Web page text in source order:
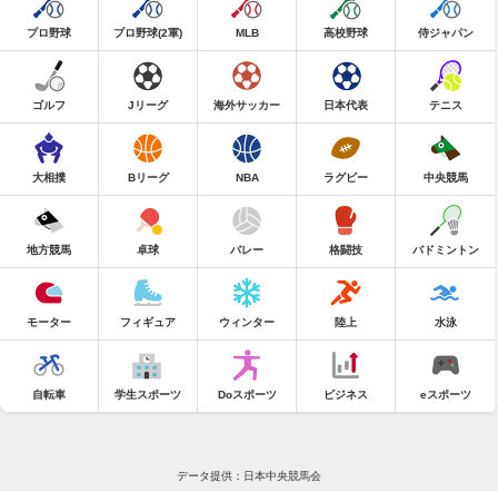
プロ野球 プロ野球(2軍) MLB 高校野球 侍ジャパン
ゴルフ Jリーグ 海外サッカー 日本代表 テニス
大相撲 Bリーグ NBA ラグビー 中央競馬
地方競馬 卓球 バレー 格闘技 バドミントン
モーター フィギュア ウィンター 陸上 水泳
自転車 学生スポーツ Doスポーツ ビジネス eスポーツ
データ提供：日本中央競馬会